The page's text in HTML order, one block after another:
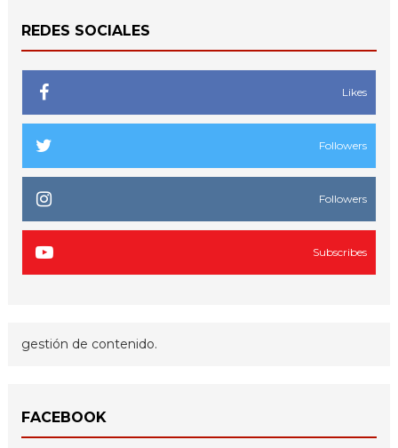
REDES SOCIALES
Likes
Followers
Followers
Subscribes
gestión de contenido.
FACEBOOK